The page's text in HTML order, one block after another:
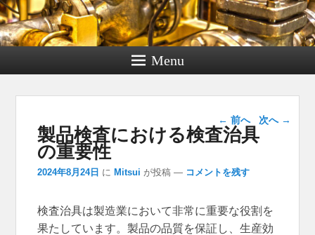
Menu
投稿ナビゲー
ション
← 前へ 次へ →
製品検査における検査治具
の重要性
2024年8月24日 に Mitsui が投稿 — コメントを残す
検査治具は製造業において非常に重要な役割を
果たしています。製品の品質を保証し、生産効